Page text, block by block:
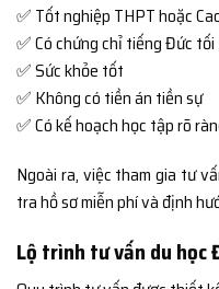
✅ Tốt nghiệp THPT hoặc
✅ Có chứng chỉ tiếng Đức tối
✅ Sức khỏe tốt
✅ Không có tiền án tiền sự
✅ Có kế hoạch học tập rõ
Ngoài ra, việc tham gia tư
tra hồ sơ miễn phí và định
Lộ trình tư vấn du học